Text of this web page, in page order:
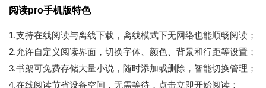
阅读pro手机版特色
1.支持在线阅读与离线下载，离线模式下无网络也能顺畅阅读；
2.允许自定义阅读界面，切换字体、颜色、背景和行距等设置；
3.书架可免费存储大量小说，随时添加或删除，智能切换管理；
4.在线阅读节省设备空间，无需等待，点击立即开始阅读；